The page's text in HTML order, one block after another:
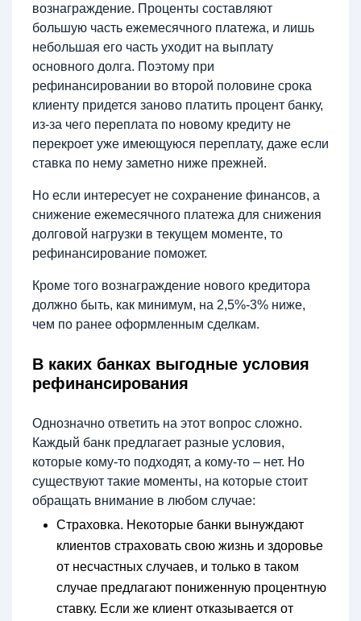
вознаграждение. Проценты составляют
большую часть ежемесячного платежа, и лишь
небольшая его часть уходит на выплату
основного долга. Поэтому при
рефинансировании во второй половине срока
клиенту придется заново платить процент банку,
из-за чего переплата по новому кредиту не
перекроет уже имеющуюся переплату, даже если
ставка по нему заметно ниже прежней.
Но если интересует не сохранение финансов, а
снижение ежемесячного платежа для снижения
долговой нагрузки в текущем моменте, то
рефинансирование поможет.
Кроме того вознаграждение нового кредитора
должно быть, как минимум, на 2,5%-3% ниже,
чем по ранее оформленным сделкам.
В каких банках выгодные условия
рефинансирования
Однозначно ответить на этот вопрос сложно.
Каждый банк предлагает разные условия,
которые кому-то подходят, а кому-то – нет. Но
существуют такие моменты, на которые стоит
обращать внимание в любом случае:
Страховка. Некоторые банки вынуждают
клиентов страховать свою жизнь и здоровье
от несчастных случаев, и только в таком
случае предлагают пониженную процентную
ставку. Если же клиент отказывается от